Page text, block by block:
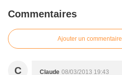
Commentaires
Ajouter un commentaire
C Claude 08/03/2013 19:43